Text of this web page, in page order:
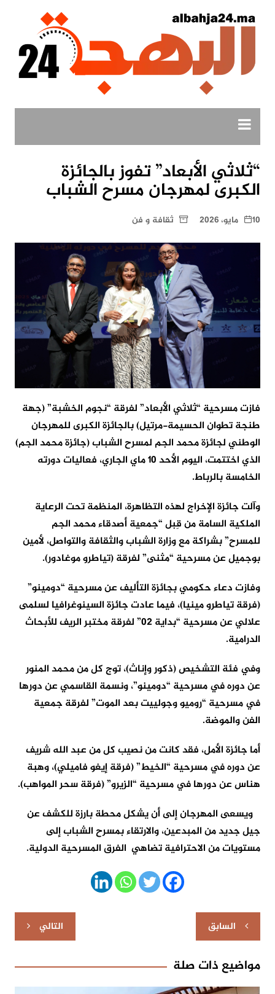
“ثلاثي الأبعاد” تفوز بالجائزة
الكبرى لمهرجان مسرح الشباب
10 مايو، 2026 ثقافة و فن
فازت مسرحية “ثلاثي الأبعاد” لفرقة “نجوم الخشبة” (جهة
طنجة تطوان الحسيمة-مرتيل) بالجائزة الكبرى للمهرجان
الوطني لجائزة محمد الجم لمسرح الشباب (جائزة محمد الجم)
الذي اختتمت، اليوم الأحد 10 ماي الجاري، فعاليات دورته
الخامسة بالرباط.
وآلت جائزة الإخراج لهذه التظاهرة، المنظمة تحت الرعاية
الملكية السامة من قِبل “جمعية أصدقاء محمد الجم
للمسرح” بشراكة مع وزارة الشباب والثقافة والتواصل، لأمين
بوجميل عن مسرحية “مثنى” لفرقة (تياطرو موغادور).
وفازت دعاء حكومي بجائزة التأليف عن مسرحية “دومينو”
(فرقة تياطرو مينيا)، فيما عادت جائزة السينوغرافيا لسلمى
علالي عن مسرحية “بداية 02” لفرقة مختبر الريف للأبحاث
الدرامية.
وفي فئة التشخيص (ذكور وإناث)، توج كل من محمد المنور
عن دوره في مسرحية “دومينو”، ونسمة القاسمي عن دورها
في مسرحية “روميو وجولييت بعد الموت” لفرقة جمعية
الفن والموضة.
أما جائزة الأمل، فقد كانت من نصيب كل من عبد الله شريف
عن دوره في مسرحية “الخيط” (فرقة إيغو فاميلي)، وهبة
هناس عن دورها في مسرحية “الزيرو” (فرقة سحر المواهب).
ويسعى المهرجان إلى أن يشكل محطة بارزة للكشف عن
جيل جديد من المبدعين، والارتقاء بمسرح الشباب إلى
مستويات من الاحترافية تضاهي الفرق المسرحية الدولية.
تصفّح
المقالات
السابق التالي
مواضيع ذات صلة